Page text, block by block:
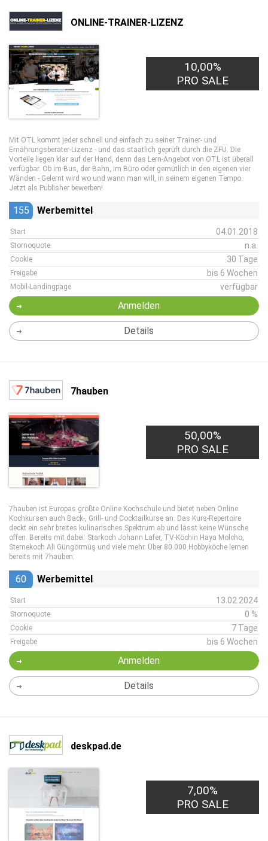
ONLINE-TRAINER-LIZENZ
10,00%
PRO SALE
Mit OTL kommt jeder schnell und einfach zu seiner Trainer- und
Ernährungsberater-Lizenz - und das staatlich geprüft durch die ZFU. Die
Vorteile liegen klar auf der Hand, denn das Lern-Angebot von OTL ist überall
verfügbar. Ob im Bus, der Bahn, im Büro oder gemütlich in den eigenen vier
Wänden - Gelernt wird wo und wann man will, in seinem eigenen Tempo.
Jetzt als Publisher bewerben!
155 Werbemittel
Start 04.01.2018
Stornoquote n.a.
Cookie 30 Tage
Freigabe bis 6 Wochen
Mobil-Landingpage verfügbar
Anmelden
Details
7hauben
50,00%
PRO SALE
7hauben ist Europas größte Online Kochschule und bietet neben Online
Kochkursen auch Back-, Grill- und Cocktailkurse an. Das Kurs-Repertoire
deckt ein sehr breites kulinarisches Spektrum ab und lässt keine Wünsche
offen. Bereits mit dabei: Starkoch Johann Lafer, TV-Köchin Haya Molcho,
Sternekoch Ali Güngörmüş und viele mehr. Über 80.000 Hobbyköche lernen
bereits mit 7hauben.
60 Werbemittel
Start 13.02.2024
Stornoquote 0 %
Cookie 7 Tage
Freigabe bis 6 Wochen
Anmelden
Details
deskpad.de
7,00%
PRO SALE